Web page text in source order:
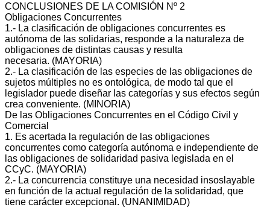
CONCLUSIONES DE LA COMISIÓN Nº 2
Obligaciones Concurrentes
1.‐ La clasificación de obligaciones concurrentes es
autónoma de las solidarias, responde a la naturaleza de
obligaciones de distintas causas y resulta
necesaria. (MAYORIA)
2.‐ La clasificación de las especies de las obligaciones de
sujetos múltiples no es ontológica, de modo tal que el
legislador puede diseñar las categorías y sus efectos según
crea conveniente. (MINORIA)
De las Obligaciones Concurrentes en el Código Civil y
Comercial
1. Es acertada la regulación de las obligaciones
concurrentes como categoría autónoma e independiente de
las obligaciones de solidaridad pasiva legislada en el
CCyC. (MAYORIA)
2.‐ La concurrencia constituye una necesidad insoslayable
en función de la actual regulación de la solidaridad, que
tiene carácter excepcional. (UNANIMIDAD)